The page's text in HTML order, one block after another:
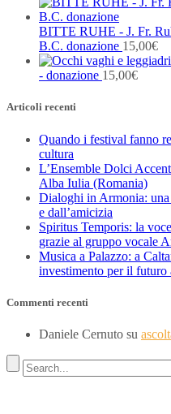
BITTE RUHE - J. Fr.
B.C. donazione 15,00€
- donazione 15,00€
Articoli recenti
Quando i festival fanno
cultura
L’Ensemble Dolci
Alba Iulia (Romania)
Dialoghi in Armonia: una
e dall’amicizia
Spiritus Temporis: la
grazie al gruppo vocale
Musica a Palazzo: a
investimento per il futuro
Commenti recenti
Daniele Cernuto su